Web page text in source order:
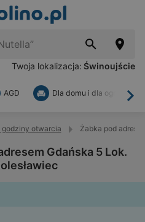
Twoja lokalizacja: Świnoujście
AGD Dla domu i dla ogrodu
otwarcia Żabka pod
Gdańska 5 Lok.